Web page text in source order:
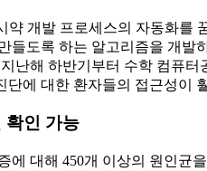
약 개발 프로세스의 자동화를
들도록 하는 알고리즘을 개
난해 하반기부터 수학 컴퓨
단에 대한 환자들의 접근성이
인 가능
에 대해 450개 이상의 원인균